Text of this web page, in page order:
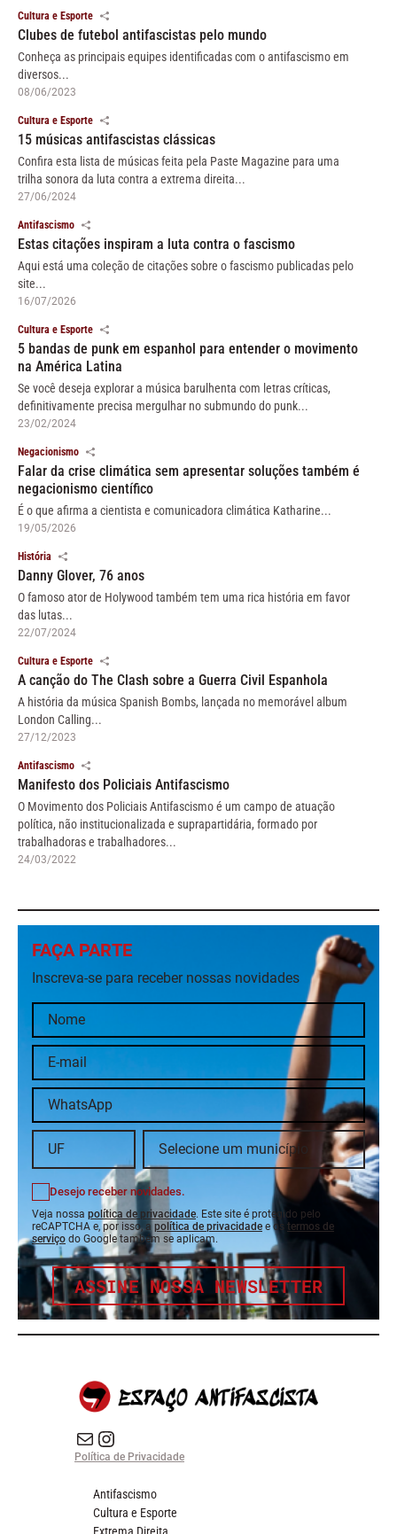
Cultura e Esporte
Clubes de futebol antifascistas pelo mundo
Conheça as principais equipes identificadas com o antifascismo em
diversos...
08/06/2023
Cultura e Esporte
15 músicas antifascistas clássicas
Confira esta lista de músicas feita pela Paste Magazine para uma
trilha sonora da luta contra a extrema direita...
27/06/2024
Antifascismo
Estas citações inspiram a luta contra o fascismo
Aqui está uma coleção de citações sobre o fascismo publicadas pelo
site...
16/07/2026
Cultura e Esporte
5 bandas de punk em espanhol para entender o movimento
na América Latina
Se você deseja explorar a música barulhenta com letras críticas,
definitivamente precisa mergulhar no submundo do punk...
23/02/2024
Negacionismo
Falar da crise climática sem apresentar soluções também é
negacionismo científico
É o que afirma a cientista e comunicadora climática Katharine...
19/05/2026
História
Danny Glover, 76 anos
O famoso ator de Holywood também tem uma rica história em favor
das lutas...
22/07/2024
Cultura e Esporte
A canção do The Clash sobre a Guerra Civil Espanhola
A história da música Spanish Bombs, lançada no memorável album
London Calling...
27/12/2023
Antifascismo
Manifesto dos Policiais Antifascismo
O Movimento dos Policiais Antifascismo é um campo de atuação
política, não institucionalizada e suprapartidária, formado por
trabalhadoras e trabalhadores...
24/03/2022
FAÇA PARTE
Inscreva-se para receber nossas novidades
Desejo receber novidades.
Veja nossa política de privacidade. Este site é protegido pelo
reCAPTCHA e, por isso, a política de privacidade e os termos de
serviço do Google também se aplicam.
ASSINE NOSSA NEWSLETTER
E-mail Instagram do Espaço Antifascista
Política de Privacidade
Antifascismo
Cultura e Esporte
Extrema Direita